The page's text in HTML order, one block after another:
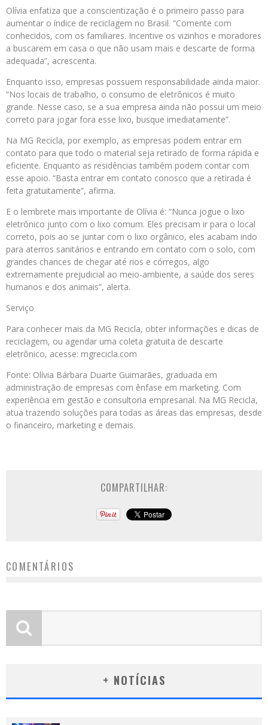
Olívia enfatiza que a conscientização é o primeiro passo para
aumentar o índice de reciclagem no Brasil. “Comente com
conhecidos, com os familiares. Incentive os vizinhos e moradores
a buscarem em casa o que não usam mais e descarte de forma
adequada”, acrescenta.
Enquanto isso, empresas possuem responsabilidade ainda maior.
“Nos locais de trabalho, o consumo de eletrônicos é muito
grande. Nesse caso, se a sua empresa ainda não possui um meio
correto para jogar fora esse lixo, busque imediatamente”.
Na MG Recicla, por exemplo, as empresas podem entrar em
contato para que todo o material seja retirado de forma rápida e
eficiente. Enquanto as residências também podem contar com
esse apoio. “Basta entrar em contato conosco que a retirada é
feita gratuitamente”, afirma.
E o lembrete mais importante de Olívia é: “Nunca jogue o lixo
eletrônico junto com o lixo comum. Eles precisam ir para o local
correto, pois ao se juntar com o lixo orgânico, eles acabam indo
para aterros sanitários e entrando em contato com o solo, com
grandes chances de chegar até rios e córregos, algo
extremamente prejudicial ao meio-ambiente, a saúde dos seres
humanos e dos animais”, alerta.
Serviço
Para conhecer mais da MG Recicla, obter informações e dicas de
reciclagem, ou agendar uma coleta gratuita de descarte
eletrônico, acesse: mgrecicla.com
Fonte: Olívia Bárbara Duarte Guimarães, graduada em
administração de empresas com ênfase em marketing. Com
experiência em gestão e consultoria empresarial. Na MG Recicla,
atua trazendo soluções para todas as áreas das empresas, desde
o financeiro, marketing e demais.
COMPARTILHAR:
COMENTÁRIOS
+ NOTÍCIAS